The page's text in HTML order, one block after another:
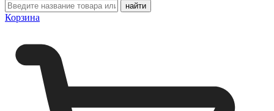
Корзина